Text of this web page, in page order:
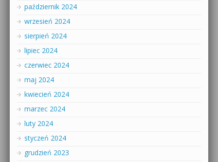
październik 2024
wrzesień 2024
sierpień 2024
lipiec 2024
czerwiec 2024
maj 2024
kwiecień 2024
marzec 2024
luty 2024
styczeń 2024
grudzień 2023